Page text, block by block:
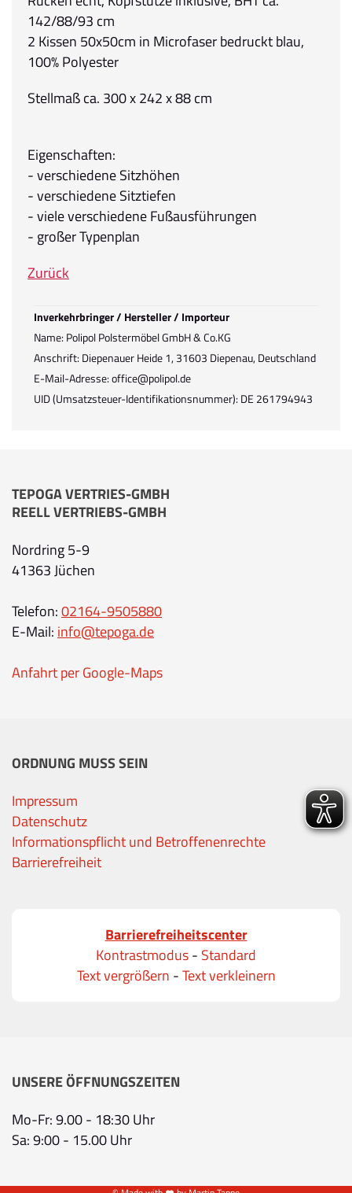
142/88/93 cm
2 Kissen 50x50cm in Microfaser bedruckt blau,
100% Polyester
Stellmaß ca. 300 x 242 x 88 cm
Eigenschaften:
- verschiedene Sitzhöhen
- verschiedene Sitztiefen
- viele verschiedene Fußausführungen
- großer Typenplan
Zurück
Inverkehrbringer / Hersteller / Importeur
Name: Polipol Polstermöbel GmbH & Co.KG
Anschrift: Diepenauer Heide 1, 31603 Diepenau, Deutschland
E-Mail-Adresse: office@polipol.de
UID (Umsatzsteuer-Identifikationsnummer): DE 261794943
TEPOGA VERTRIES-GMBH
REELL VERTRIEBS-GMBH
Nordring 5-9
41363 Jüchen
Telefon:02164-9505880
E-Mail: info@tepoga.de
Anfahrt per Google-Maps
ORDNUNG MUSS SEIN
Impressum
Datenschutz
Informationspflicht und Betroffenenrechte
Barrierefreiheit
Barrierefreiheitscenter
Kontrastmodus- Standard
Text vergrößern -Text verkleinern
UNSERE ÖFFNUNGSZEITEN
Mo-Fr: 9.00 - 18:30 Uhr
Sa: 9:00 - 15.00 Uhr